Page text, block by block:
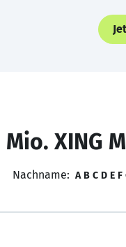
Mio. XING
Nachname: A B C D E F